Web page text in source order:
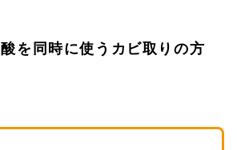
を同時に使うカビ取りの方